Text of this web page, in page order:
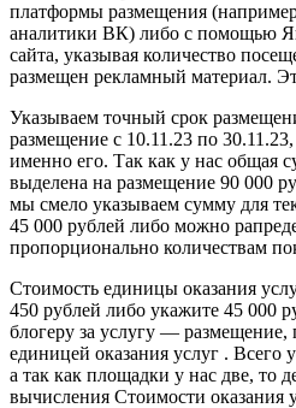
платформы размещения
аналитики ВК) либо с помощью
сайта, указывая количество
размещен рекламный материал.
Указываем точный срок
размещение с 10.11.23 по
именно его. Так как у нас общая
выделена на размещение 90 000
мы смело указываем сумму для
45 000 рублей либо можно
пропорционально количествам
Стоимость единицы оказания
450 рублей либо укажите 45 000
блогеру за услугу — размещение,
единицей оказания услуг . Всего
а так как площадки у нас две, то
вычисления Стоимости оказания